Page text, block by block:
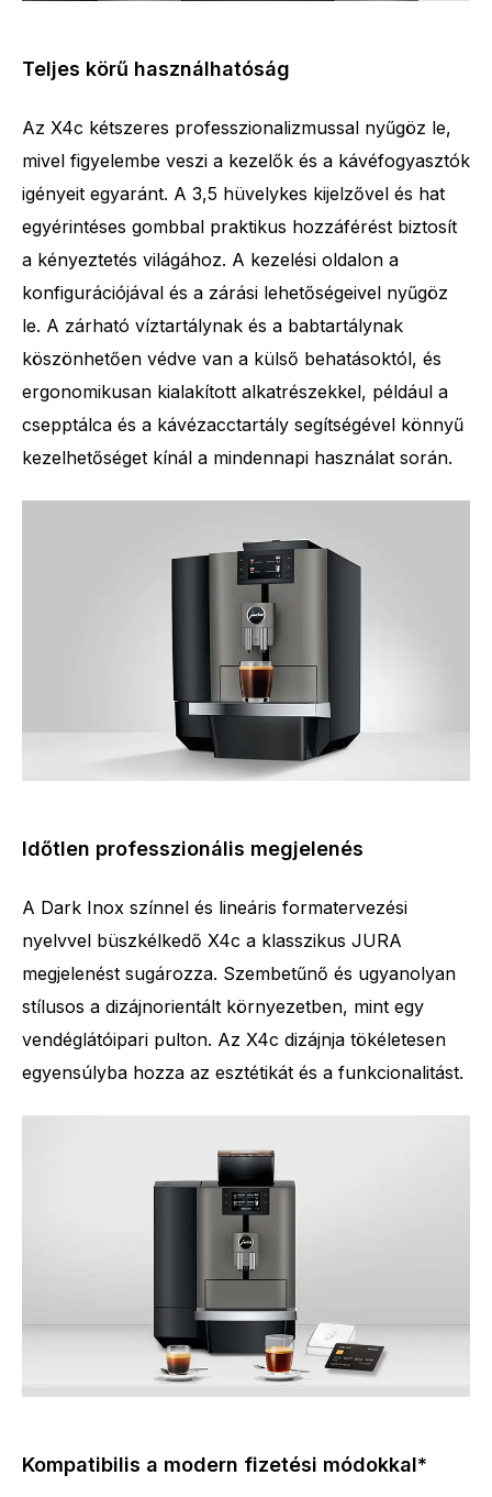
Teljes körű használhatóság
Az X4c kétszeres professzionalizmussal nyűgöz le,
mivel figyelembe veszi a kezelők és a kávéfogyasztók
igényeit egyaránt. A 3,5 hüvelykes kijelzővel és hat
egyérintéses gombbal praktikus hozzáférést biztosít
a kényeztetés világához. A kezelési oldalon a
konfigurációjával és a zárási lehetőségeivel nyűgöz
le. A zárható víztartálynak és a babtartálynak
köszönhetően védve van a külső behatásoktól, és
ergonomikusan kialakított alkatrészekkel, például a
csepptálca és a kávézacctartály segítségével könnyű
kezelhetőséget kínál a mindennapi használat során.
Időtlen professzionális megjelenés
A Dark Inox színnel és lineáris formatervezési
nyelvvel büszkélkedő X4c a klasszikus JURA
megjelenést sugározza. Szembetűnő és ugyanolyan
stílusos a dizájnorientált környezetben, mint egy
vendéglátóipari pulton. Az X4c dizájnja tökéletesen
egyensúlyba hozza az esztétikát és a funkcionalitást.
Kompatibilis a modern fizetési módokkal*